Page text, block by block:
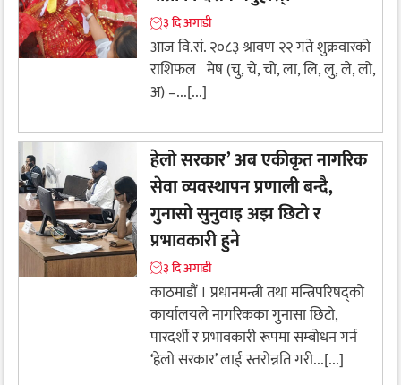
३ दि अगाडी
आज वि.सं. २०८३ श्रावण २२ गते शुक्रवारको
राशिफल मेष (चु, चे, चो, ला, लि, लु, ले, लो,
अ) –...[...]
हेलो सरकार’ अब एकीकृत नागरिक
सेवा व्यवस्थापन प्रणाली बन्दै,
गुनासो सुनुवाइ अझ छिटो र
प्रभावकारी हुने
३ दि अगाडी
काठमाडौं । प्रधानमन्त्री तथा मन्त्रिपरिषद्को
कार्यालयले नागरिकका गुनासा छिटो,
पारदर्शी र प्रभावकारी रूपमा सम्बोधन गर्न
‘हेलो सरकार’ लाई स्तरोन्नति गरी...[...]